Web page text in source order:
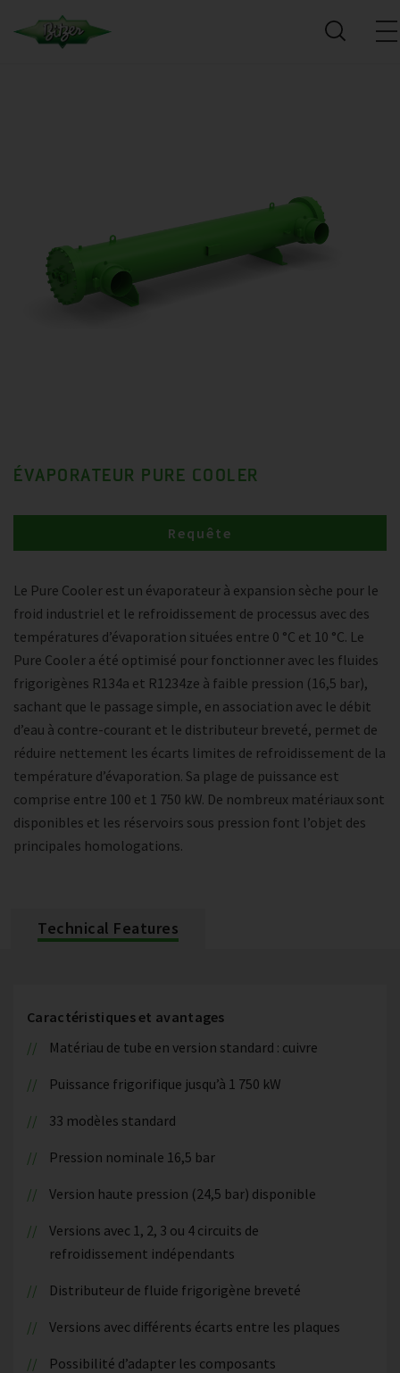
ÉVAPORATEUR PURE COOLER
Le Pure Cooler est un évaporateur à expansion sèche pour le
froid industriel et le refroidissement de processus avec des
températures d’évaporation situées entre 0 °C et 10 °C. Le
Pure Cooler a été optimisé pour fonctionner avec les fluides
frigorigènes R134a et R1234ze à faible pression (16,5 bar),
sachant que le passage simple, en association avec le débit
d’eau à contre-courant et le distributeur breveté, permet de
réduire nettement les écarts limites de refroidissement de la
température d’évaporation. Sa plage de puissance est
comprise entre 100 et 1 750 kW. De nombreux matériaux sont
disponibles et les réservoirs sous pression font l’objet des
principales homologations.
Requête
Technical Features
Caractéristiques et avantages
Matériau de tube en version standard : cuivre
Puissance frigorifique jusqu’à 1 750 kW
33 modèles standard
Pression nominale 16,5 bar
Version haute pression (24,5 bar) disponible
Versions avec 1, 2, 3 ou 4 circuits de
refroidissement indépendants
Distributeur de fluide frigorigène breveté
Versions avec différents écarts entre les plaques
Possibilité d’adapter les composants